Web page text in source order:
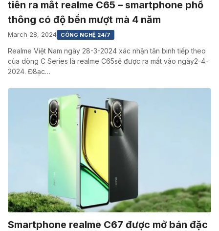
tiên ra mắt realme C65 – smartphone phổ
thông có độ bền mượt mà 4 năm
March 28, 2024 CÔNG NGHỆ 24/7
Realme Việt Nam ngày 28-3-2024 xác nhận tân binh tiếp theo
của dòng C Series là realme C65sẽ được ra mắt vào ngày2-4-
2024. Đ8ạc…
Smartphone realme C67 được mở bán đặc